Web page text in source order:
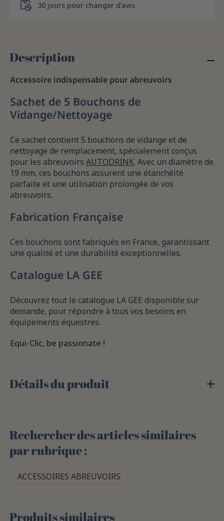
30 jours pour changer d’avis
Description
Accessoire indispensable pour abreuvoirs
Sachet de 5 Bouchons de
Vidange/Nettoyage
Ce sachet contient 5 bouchons de vidange et de
nettoyage de remplacement, spécialement conçus
pour les abreuvoirs AUTODRINK. Avec un diamètre de
19 mm, ces bouchons assurent une étanchéité
parfaite et une utilisation prolongée de vos
abreuvoirs.
Fabrication Française
Ces bouchons sont fabriqués en France, garantissant
une qualité et une durabilité exceptionnelles.
Catalogue LA GEE
Découvrez tout le catalogue LA GEE disponible sur
demande, pour répondre à tous vos besoins en
équipements équestres.
Equi-Clic, be passionate !
Détails du produit
Rechercher des articles similaires
par rubrique :
ACCESSOIRES ABREUVOIRS
Produits similaires